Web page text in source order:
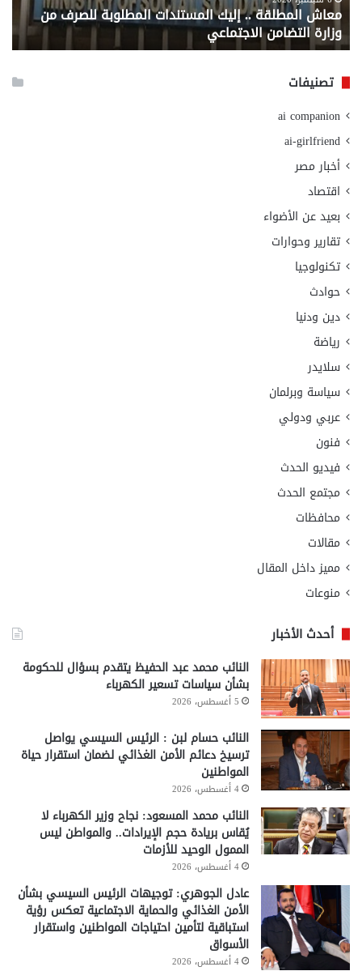
وزارة
التضامن
الاجتماعي
معاش المطلقة .. إليك المستندات المطلوبة للصرف من
وزارة التضامن الاجتماعي
تصنيفات
ai companion
ai-girlfriend
أخبار مصر
اقتصاد
بعيد عن الأضواء
تقارير وحوارات
تكنولوجيا
حوادث
دين ودنيا
رياضة
سلايدر
سياسة وبرلمان
عربي ودولي
فنون
فيديو الحدث
مجتمع الحدث
محافظات
مقالات
مميز داخل المقال
منوعات
أحدث الأخبار
النائب محمد عبد الحفيظ يتقدم بسؤال للحكومة
بشأن سياسات تسعير الكهرباء
5 أغسطس، 2026
النائب حسام لبن : الرئيس السيسي يواصل
ترسيخ دعائم الأمن الغذائي لضمان استقرار حياة
المواطنين
4 أغسطس، 2026
النائب محمد المسعود: نجاح وزير الكهرباء لا
يُقاس بريادة حجم الإيرادات.. والمواطن ليس
الممول الوحيد للأزمات
4 أغسطس، 2026
عادل الجوهري: توجيهات الرئيس السيسي بشأن
الأمن الغذائي والحماية الاجتماعية تعكس رؤية
استباقية لتأمين احتياجات المواطنين واستقرار
الأسواق
4 أغسطس، 2026